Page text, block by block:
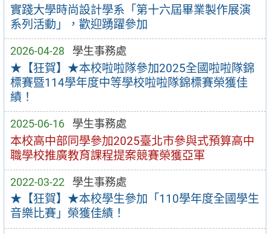
實踐大學時尚設計學系「第十六屆畢業製作展演
系列活動」，歡迎踴躍參加
2026-04-28 學生事務處
★【狂賀】★本校啦啦隊參加2025全國啦啦隊錦
標賽暨114學年度中等學校啦啦隊錦標賽榮獲佳
績！
2025-06-16 學生事務處
本校高中部同學參加2025臺北市參與式預算高中
職學校推廣教育課程提案競賽榮獲亞軍
2022-03-22 學生事務處
★【狂賀】★本校學生參加「110學年度全國學生
音樂比賽」榮獲佳績！